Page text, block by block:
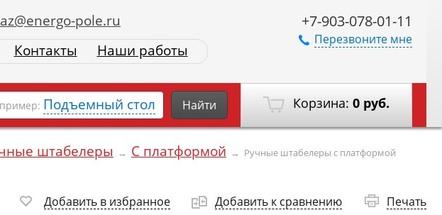
+7-903-078-01-11
Перезвоните мне
pole.ru
Контакты Наши работы
Корзина: 0 руб.
Подъемный стол Найти
штабелеры → С платформой → Ручные штабелеры с платформой
Добавить в избранное Добавить к сравнению Печать